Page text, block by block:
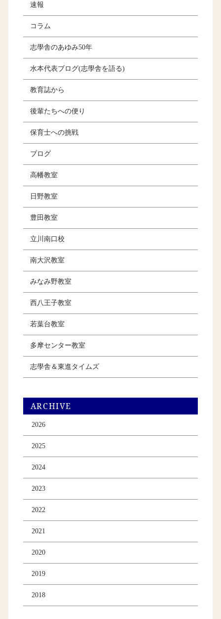
速報
コラム
志學舎のあゆみ50年
水本代表ブログ(志學舎を語る)
教育誌から
後輩たちへの便り
保育士への挑戦
ブログ
高幡教室
日野教室
豊田教室
立川南口校
南大沢教室
みなみ野教室
西八王子教室
若葉台教室
多摩センター教室
志學舎＆東進タイムズ
ARCHIVE
2026
2025
2024
2023
2022
2021
2020
2019
2018